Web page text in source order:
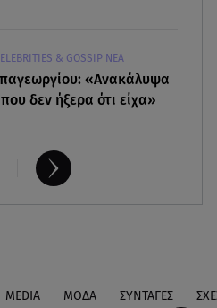
& GOSSIP ΝΕΑ
«Ανακάλυψα
δεν ήξερα ότι είχα»
MEDIA ΜΟΔΑ ΣΥΝΤΑΓΕΣ